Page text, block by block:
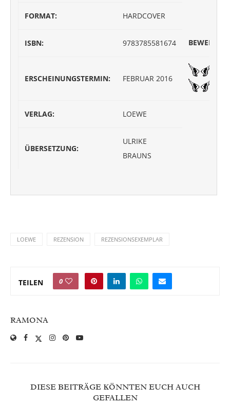
FORMAT: HARDCOVER
ISBN: 9783785581674
ERSCHEINUNGSTERMIN: FEBRUAR 2016
VERLAG: LOEWE
ÜBERSETZUNG:
ULRIKE
BRAUNS
LOEWE REZENSION REZENSIONSEXEMPLAR
TEILEN 0
RAMONA
DIESE BEITRÄGE KÖNNTEN EUCH AUCH
GEFALLEN